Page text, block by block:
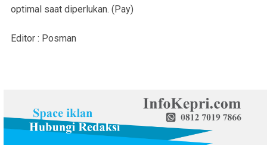
optimal saat diperlukan. (Pay)
Editor : Posman